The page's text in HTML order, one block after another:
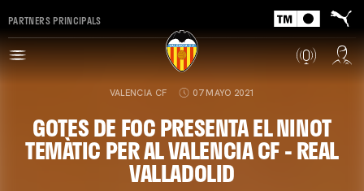
PARTNERS PRINCIPALS
VALENCIA CF 07 MAYO 2021
GOTES DE FOC PRESENTA EL NINOT
TEMÀTIC PER AL VALENCIA CF - REAL
VALLADOLID